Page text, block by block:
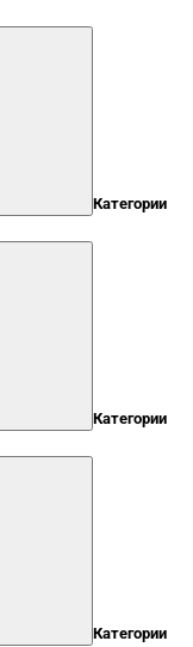
Категории
Категории
Категории